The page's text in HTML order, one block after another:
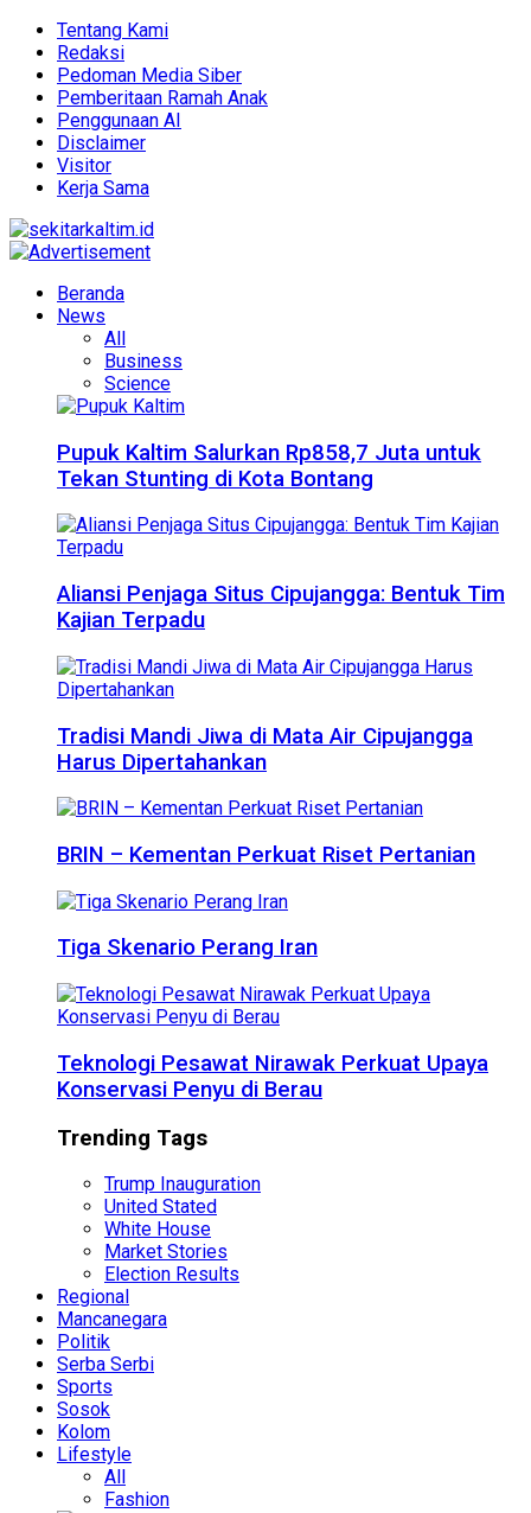
Tentang Kami
Redaksi
Pedoman Media Siber
Pemberitaan Ramah Anak
Penggunaan AI
Disclaimer
Visitor
Kerja Sama
Beranda
News
All
Business
Science
Pupuk Kaltim Salurkan Rp858,7 Juta untuk
Tekan Stunting di Kota Bontang
Aliansi Penjaga Situs Cipujangga: Bentuk Tim
Kajian Terpadu
Tradisi Mandi Jiwa di Mata Air Cipujangga
Harus Dipertahankan
BRIN – Kementan Perkuat Riset Pertanian
Tiga Skenario Perang Iran
Teknologi Pesawat Nirawak Perkuat Upaya
Konservasi Penyu di Berau
Trending Tags
Trump Inauguration
United Stated
White House
Market Stories
Election Results
Regional
Mancanegara
Politik
Serba Serbi
Sports
Sosok
Kolom
Lifestyle
All
Fashion